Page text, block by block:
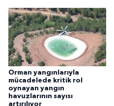
Orman yangınlarıyla
mücadelede kritik rol
oynayan yangın
havuzlarının sayısı
artırılıyor